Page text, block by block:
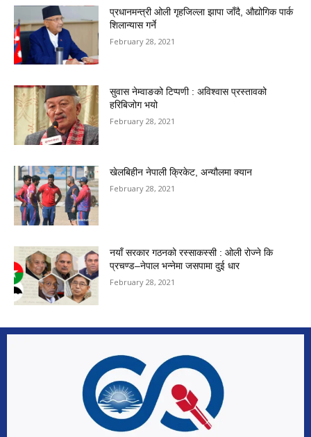
प्रधानमन्त्री ओली गृहजिल्ला झापा जाँदै, औद्योगिक पार्क
शिलान्यास गर्ने
February 28, 2021
सुवास नेम्वाङको टिप्पणी : अविश्वास प्रस्तावको
हरिबिजोग भयो
February 28, 2021
खेलबिहीन नेपाली क्रिकेट, अन्यौलमा क्यान
February 28, 2021
नयाँ सरकार गठनको रस्साकस्सी : ओली रोज्ने कि
प्रचण्ड–नेपाल भन्नेमा जसपामा दुई धार
February 28, 2021